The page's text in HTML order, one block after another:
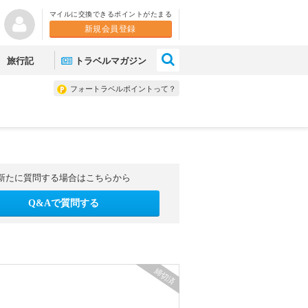
マイルに交換できるポイントがたまる
新規会員登録
旅行記 トラベルマガジン
フォートラベルポイントって？
たに質問する場合はこちらから
Q&Aで質問する
締切済